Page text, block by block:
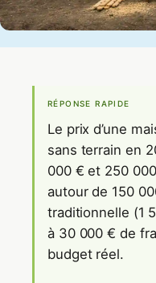
RÉPONSE RAPIDE
Le prix d’une
sans terrain en
000 € et 250
autour de 150
traditionnelle (1
à 30 000 € de
budget réel.